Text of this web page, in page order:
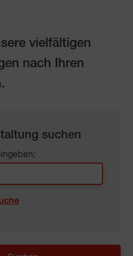
vielfältigen
nach Ihren
suchen